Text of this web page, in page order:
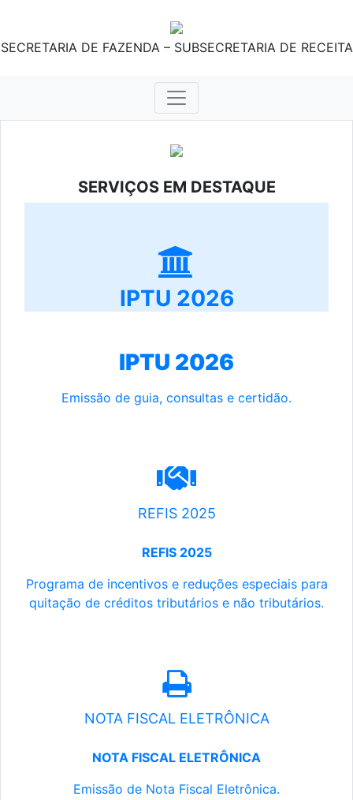
SECRETARIA DE FAZENDA – SUBSECRETARIA DE RECEITA
SERVIÇOS EM DESTAQUE
IPTU 2026
IPTU 2026
Emissão de guia, consultas e certidão.
REFIS 2025
REFIS 2025
Programa de incentivos e reduções especiais para
quitação de créditos tributários e não tributários.
NOTA FISCAL ELETRÔNICA
NOTA FISCAL ELETRÔNICA
Emissão de Nota Fiscal Eletrônica.